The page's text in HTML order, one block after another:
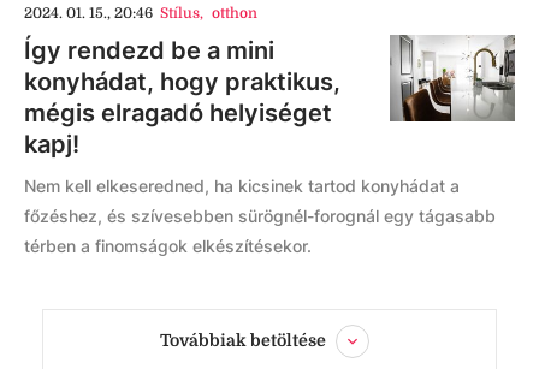
2024. 01. 15., 20:46 Stílus, otthon
Így rendezd be a mini
konyhádat, hogy praktikus,
mégis elragadó helyiséget
kapj!
Nem kell elkeseredned, ha kicsinek tartod konyhádat a
főzéshez, és szívesebben sürögnél-forognál egy tágasabb
térben a finomságok elkészítésekor.
Továbbiak betöltése